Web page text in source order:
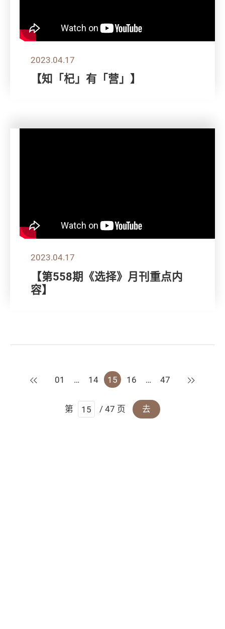
2023.04.17
【知「杞」有「营」】
2023.04.17
【第558期《选择》月刊重点内
容】
上一页
01 … 14 15 16 … 47 下一页
第 / 47 页 去